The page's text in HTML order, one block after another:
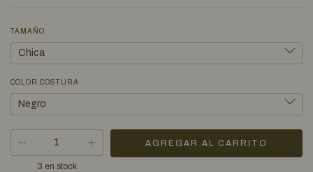
TAMAÑO
COLOR COSTURA
3 en stock